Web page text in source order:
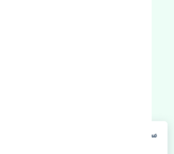
سنسور هشدار دنده عقب جک کی ام سی جی 7 چین